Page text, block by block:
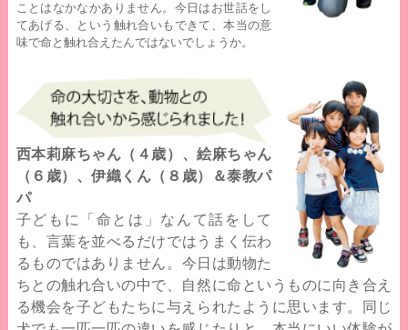
ことはなかなかありません。今日はお世話をし
てあげる、という触れ合いもできて、本当の意
味で命と触れ合えたんではないでしょうか。
西本莉麻ちゃん（４歳）、絵麻ちゃん
（６歳）、伊織くん（８歳）＆泰教パ
パ
子どもに「命とは」なんて話をして
も、言葉を並べるだけではうまく伝わ
るものではありません。今日は動物た
ちとの触れ合いの中で、自然に命というものに向き合え
る機会を子どもたちに与えられたように思います。同じ